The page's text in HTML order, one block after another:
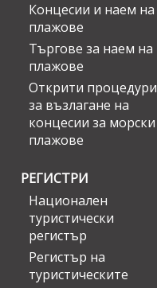
Концесии и наем на
плажове
Търгове за наем на
плажове
Открити процедури
за възлагане на
концесии за морски
плажове
РЕГИСТРИ
Национален
туристически
регистър
Регистър на
туристическите